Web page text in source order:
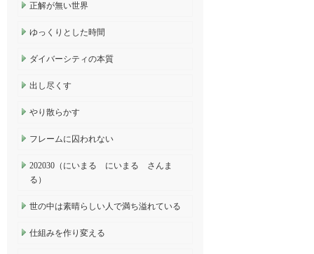
正解が無い世界
ゆっくりとした時間
ダイバーシティの本質
出し尽くす
やり散らかす
フレームに囚われない
202030（にいまる にいまる さんま
る）
世の中は素晴らしい人で満ち溢れている
仕組みを作り変える